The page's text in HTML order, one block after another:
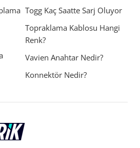
Togg Kaç Saatte Sarj Oluyor
Topraklama Kablosu Hangi
Renk?
Vavien Anahtar Nedir?
Konnektör Nedir?